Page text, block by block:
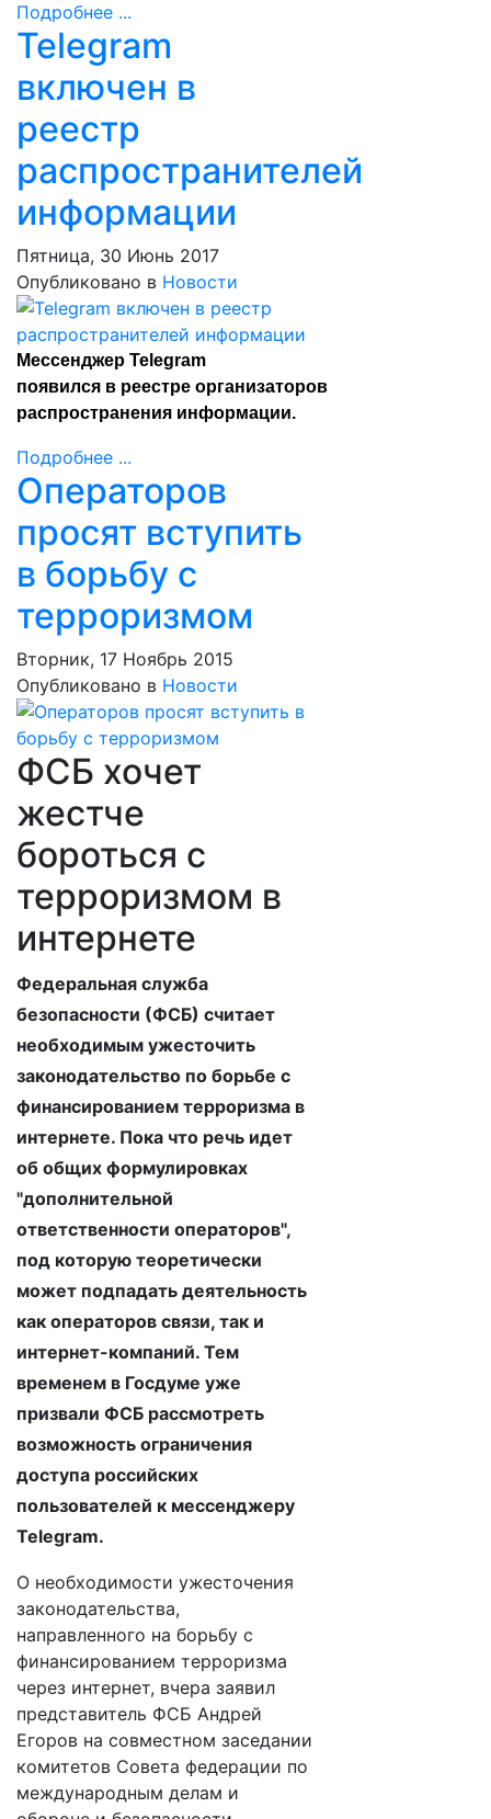
Подробнее ...
Telegram
включен в
реестр
распространителей
информации
Пятница, 30 Июнь 2017
Опубликовано в Новости
Мессенджер Telegram
появился в реестре организаторов
распространения информации.
Подробнее ...
Операторов
просят вступить
в борьбу с
терроризмом
Вторник, 17 Ноябрь 2015
Опубликовано в Новости
ФСБ хочет
жестче
бороться с
терроризмом в
интернете
Федеральная служба
безопасности (ФСБ) считает
необходимым ужесточить
законодательство по борьбе с
финансированием терроризма в
интернете. Пока что речь идет
об общих формулировках
"дополнительной
ответственности операторов",
под которую теоретически
может подпадать деятельность
как операторов связи, так и
интернет-компаний. Тем
временем в Госдуме уже
призвали ФСБ рассмотреть
возможность ограничения
доступа российских
пользователей к мессенджеру
Telegram.
О необходимости ужесточения
законодательства,
направленного на борьбу с
финансированием терроризма
через интернет, вчера заявил
представитель ФСБ Андрей
Егоров на совместном заседании
комитетов Совета федерации по
международным делам и